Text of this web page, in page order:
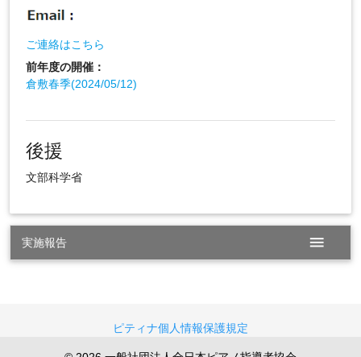
ご連絡はこちら
前年度の開催：
倉敷春季(2024/05/12)
後援
文部科学省
実施報告 menu
ピティナ個人情報保護規定